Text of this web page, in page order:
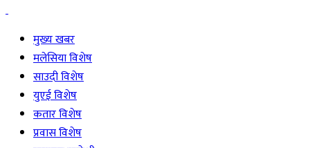
मुख्य खबर
मलेसिया विशेष
साउदी विशेष
युएई विशेष
कतार विशेष
प्रवास विशेष